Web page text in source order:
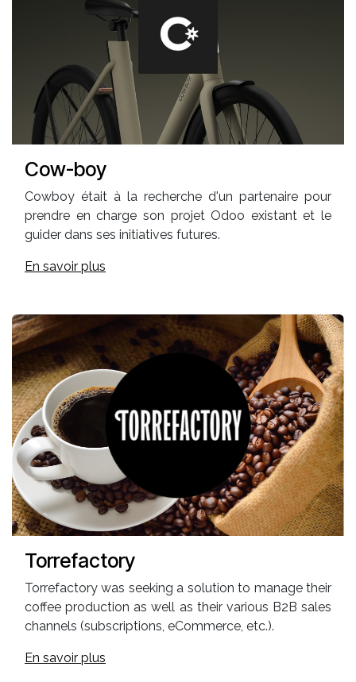
Cow-boy
Cowboy était à la recherche d'un partenaire pour
prendre en charge son projet Odoo existant et le
guider dans ses initiatives futures.
En savoir plus
Torrefactory
Torrefactory was seeking a solution to manage their
coffee production as well as their various B2B sales
channels (subscriptions, eCommerce, etc.).
En savoir plus